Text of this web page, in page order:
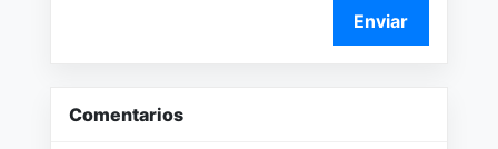
Enviar
Comentarios